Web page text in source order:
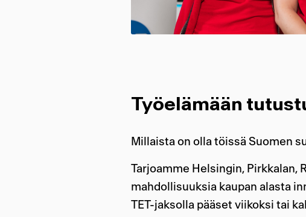
Työelämään
Millaista on olla töissä Suomen
Tarjoamme Helsingin, Pirkkalan,
mahdollisuuksia kaupan alasta
TET-jaksolla pääset viikoksi tai